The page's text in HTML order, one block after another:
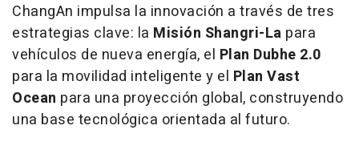
ChangAn impulsa la innovación a través de tres
estrategias clave: la Misión Shangri-La para
vehículos de nueva energía, el Plan Dubhe 2.0
para la movilidad inteligente y el Plan Vast
Ocean para una proyección global, construyendo
una base tecnológica orientada al futuro.